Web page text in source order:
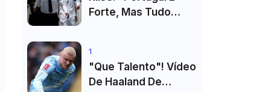
Toronto
Forte, Mas Tudo
Ronaldo"
1
"Que Talento"! Vídeo
De Haaland De